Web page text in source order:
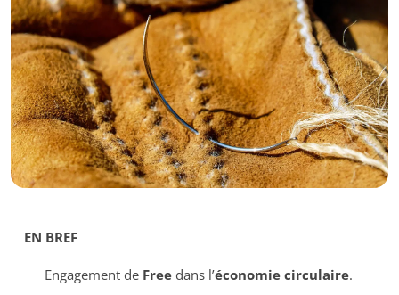
EN BREF
Engagement de Freedans l’économie circulaire.